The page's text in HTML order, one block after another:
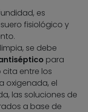
es
fisiológico y
se debe
para
cita entre los
oxigenada, el
las soluciones de
a base de